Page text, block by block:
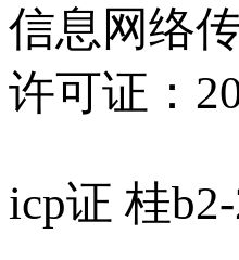
信息网络
许可证：
icp证 桂